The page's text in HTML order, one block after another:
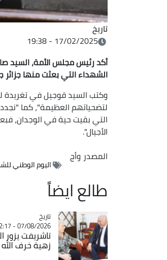
تاريخ
17/02/2025 - 19:38
أكد رئيس مجلس الأمة، السيد
الشهداء التي بعثت منها
وكتب السيد قوجيل في تغريدة
لتضحياتهم العظيمة"، كما
التي بقيت حية في الوجدان،
الأجيال".
المصدر وأج
اليوم الوطني
طالع ايضاً
Catégorie
تاريخ
07/08/2026 - 12:17
تاشريفت يزور
زهية خرف الله